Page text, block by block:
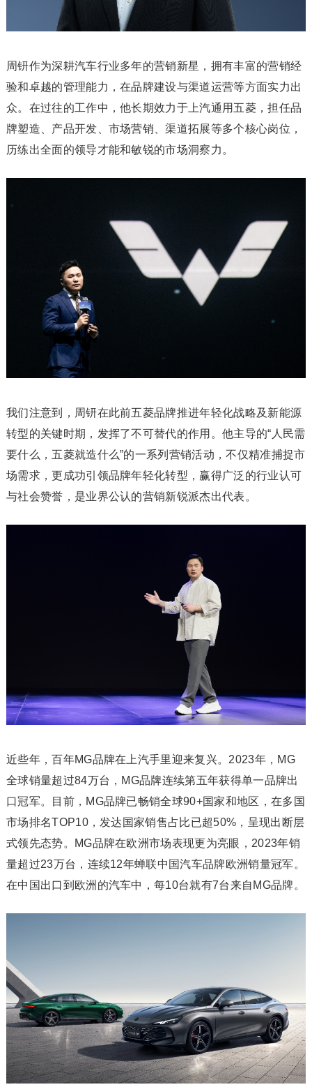
周钘作为深耕汽车行业多年的营销新星，拥有丰富的营销经
验和卓越的管理能力，在品牌建设与渠道运营等方面实力出
众。在过往的工作中，他长期效力于上汽通用五菱，担任品
牌塑造、产品开发、市场营销、渠道拓展等多个核心岗位，
历练出全面的领导才能和敏锐的市场洞察力。
我们注意到，周钘在此前五菱品牌推进年轻化战略及新能源
转型的关键时期，发挥了不可替代的作用。他主导的“人民需
要什么，五菱就造什么”的一系列营销活动，不仅精准捕捉市
场需求，更成功引领品牌年轻化转型，赢得广泛的行业认可
与社会赞誉，是业界公认的营销新锐派杰出代表。
近些年，百年MG品牌在上汽手里迎来复兴。2023年，MG
全球销量超过84万台，MG品牌连续第五年获得单一品牌出
口冠军。目前，MG品牌已畅销全球90+国家和地区，在多国
市场排名TOP10，发达国家销售占比已超50%，呈现出断层
式领先态势。MG品牌在欧洲市场表现更为亮眼，2023年销
量超过23万台，连续12年蝉联中国汽车品牌欧洲销量冠军。
在中国出口到欧洲的汽车中，每10台就有7台来自MG品牌。